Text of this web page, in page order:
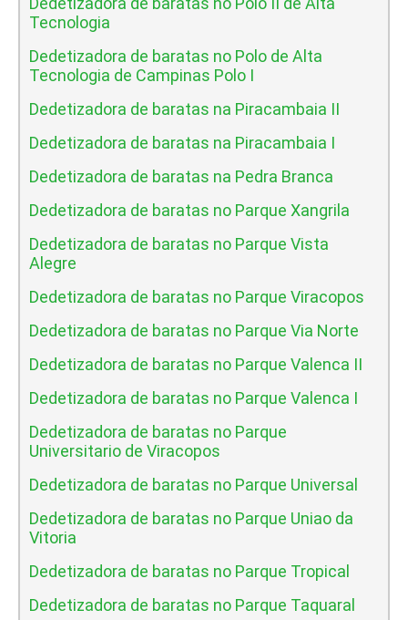
Tecnologia
Dedetizadora de baratas no Polo de Alta
Tecnologia de Campinas Polo I
Dedetizadora de baratas na Piracambaia II
Dedetizadora de baratas na Piracambaia I
Dedetizadora de baratas na Pedra Branca
Dedetizadora de baratas no Parque Xangrila
Dedetizadora de baratas no Parque Vista
Alegre
Dedetizadora de baratas no Parque Viracopos
Dedetizadora de baratas no Parque Via Norte
Dedetizadora de baratas no Parque Valenca II
Dedetizadora de baratas no Parque Valenca I
Dedetizadora de baratas no Parque
Universitario de Viracopos
Dedetizadora de baratas no Parque Universal
Dedetizadora de baratas no Parque Uniao da
Vitoria
Dedetizadora de baratas no Parque Tropical
Dedetizadora de baratas no Parque Taquaral